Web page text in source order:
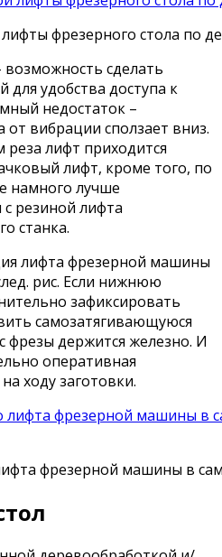
фрезерного стола по
сделать
удобства доступа к
недостаток –
вибрации сползает вниз.
реза лифт приходится
лифт, кроме того, по
намного лучше
резиной лифта
станка.
лифта фрезерной машины
рис. Если нижнюю
зафиксировать
самозатягивающуюся
фрезы держится железно. И
оперативная
ходу заготовки.
фрезерной машины в